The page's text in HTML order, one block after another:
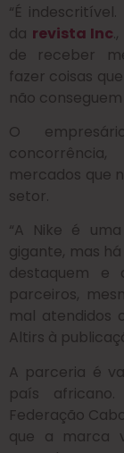
“É
da revista Inc
de receber
fazer coisas
não conseguem
O
mercados que
setor.
“A Nike é
gigante, mas
destaquem e
parceiros,
mal atendidos
Altirs à
A parceria é
país
Federação
que a marca